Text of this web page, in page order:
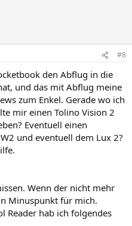
#8
den Abflug in die
und das mit Abflug meine
zum Enkel. Gerade wo ich
mir einen Tolino Vision 2
Eventuell einen
und eventuell dem Lux 2?
Wenn der nicht mehr
Minuspunkt für mich.
Reader hab ich folgendes